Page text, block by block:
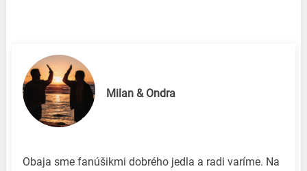
Milan & Ondra
Obaja sme fanúšikmi dobrého jedla a radi varíme. Na